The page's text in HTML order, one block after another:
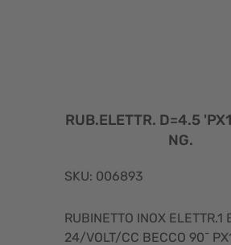
RUB.ELETTR. D=4.5
NG.
SKU: 006893
RUBINETTO INOX ELETTR.1
24/VOLT/CC BECCO 90¯